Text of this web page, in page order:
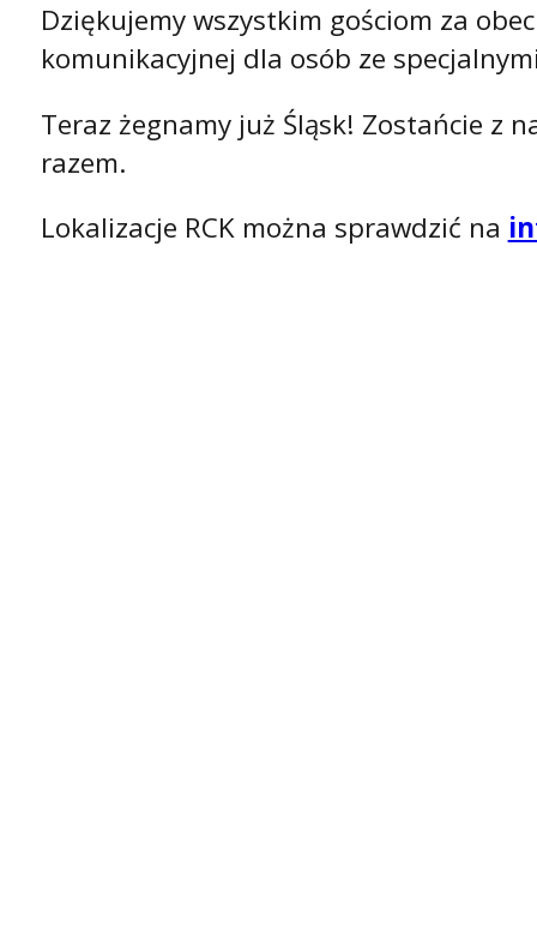
Dziękujemy wszystkim gościom za
komunikacyjnej dla osób ze
Teraz żegnamy już Śląsk! Zostańcie z
razem.
Lokalizacje RCK można sprawdzić na